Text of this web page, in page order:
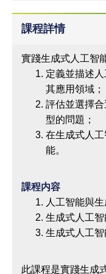
課程詳情
實踐生成式人工智
定義並描述
其應用領域；
評估並選擇
型的問題；
在生成式人
能。
課程内容
人工智能與
生成式人工
生成式人工智
此課程是實踐生成